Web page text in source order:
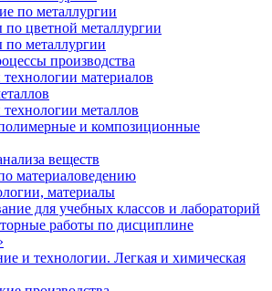
по металлургии
цветной металлургии
металлургии
производства
материалов
металлов
и композиционные
веществ
материаловедению
материалы
для учебных классов и лабораторий
работы по дисциплине
и технологии. Легкая и химическая